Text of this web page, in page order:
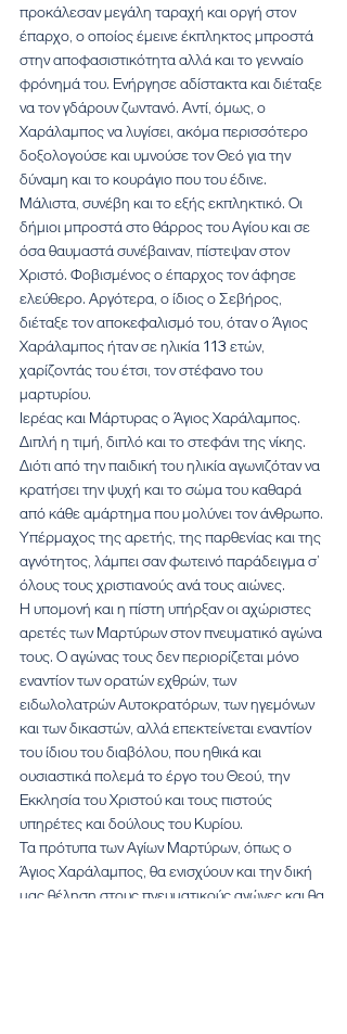
προκάλεσαν μεγάλη ταραχή και οργή στον
έπαρχο, ο οποίος έμεινε έκπληκτος μπροστά
στην αποφασιστικότητα αλλά και το γενναίο
φρόνημά του. Ενήργησε αδίστακτα και διέταξε
να τον γδάρουν ζωντανό. Αντί, όμως, ο
Χαράλαμπος να λυγίσει, ακόμα περισσότερο
δοξολογούσε και υμνούσε τον Θεό για την
δύναμη και το κουράγιο που του έδινε.
Μάλιστα, συνέβη και το εξής εκπληκτικό. Οι
δήμιοι μπροστά στο θάρρος του Αγίου και σε
όσα θαυμαστά συνέβαιναν, πίστεψαν στον
Χριστό. Φοβισμένος ο έπαρχος τον άφησε
ελεύθερο. Αργότερα, ο ίδιος ο Σεβήρος,
διέταξε τον αποκεφαλισμό του, όταν ο Άγιος
Χαράλαμπος ήταν σε ηλικία 113 ετών,
χαρίζοντάς του έτσι, τον στέφανο του
μαρτυρίου.
Ιερέας και Μάρτυρας ο Άγιος Χαράλαµπος.
Διπλή η τιµή, διπλό και το στεφάνι της νίκης.
Διότι από την παιδική του ηλικία αγωνιζόταν να
κρατήσει την ψυχή και το σώµα του καθαρά
από κάθε αµάρτηµα που µολύνει τον άνθρωπο.
Υπέρµαχος της αρετής, της παρθενίας και της
αγνότητος, λάμπει σαν φωτεινό παράδειγµα σ’
όλους τους χριστιανούς ανά τους αιώνες.
Η υποµονή και η πίστη υπήρξαν οι αχώριστες
αρετές των Μαρτύρων στον πνευµατικό αγώνα
τους. Ο αγώνας τους δεν περιορίζεται µόνο
εναντίον των ορατών εχθρών, των
ειδωλολατρών Αυτοκρατόρων, των ηγεµόνων
και των δικαστών, αλλά επεκτείνεται εναντίον
του ίδιου του διαβόλου, που ηθικά και
ουσιαστικά πολεµά το έργο του Θεού, την
Εκκλησία του Χριστού και τους πιστούς
υπηρέτες και δούλους του Κυρίου.
Τα πρότυπα των Αγίων Μαρτύρων, όπως ο
Άγιος Χαράλαμπος, θα ενισχύουν και την δική
μας θέληση στους πνευματικούς αγώνες και θα